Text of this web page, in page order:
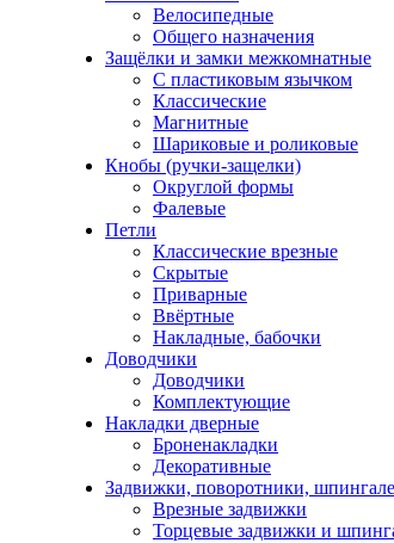
Велосипедные
Общего назначения
Защёлки и замки межкомнатные
С пластиковым язычком
Классические
Магнитные
Шариковые и роликовые
Кнобы (ручки-защелки)
Округлой формы
Фалевые
Петли
Классические врезные
Скрытые
Приварные
Ввёртные
Накладные, бабочки
Доводчики
Доводчики
Комплектующие
Накладки дверные
Броненакладки
Декоративные
Задвижки, поворотники,
Врезные задвижки
Торцевые задвижки и